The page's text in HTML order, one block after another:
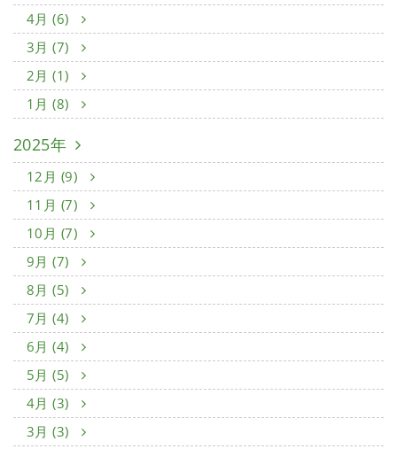
4月 (6)
3月 (7)
2月 (1)
1月 (8)
2025年
12月 (9)
11月 (7)
10月 (7)
9月 (7)
8月 (5)
7月 (4)
6月 (4)
5月 (5)
4月 (3)
3月 (3)